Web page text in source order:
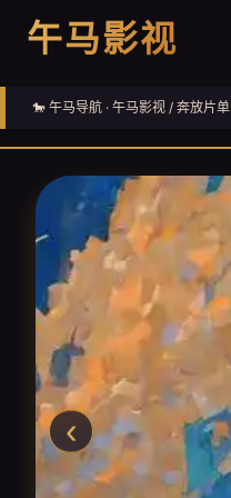
午马影视
🐎 午马导航 · 午马影视 / 奔放片单
‹